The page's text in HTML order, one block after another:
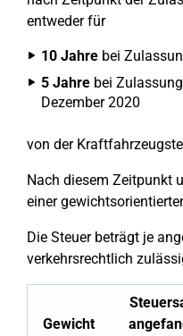
entweder für
10 Jahre bei
5 Jahre bei
Dezember 2020
von der
Nach diesem Zeitpunkt
einer
Die Steuer beträgt je
verkehrsrechtlich
Gewicht